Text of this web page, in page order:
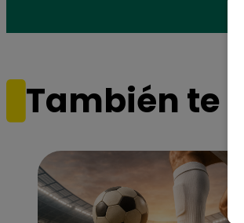
También te